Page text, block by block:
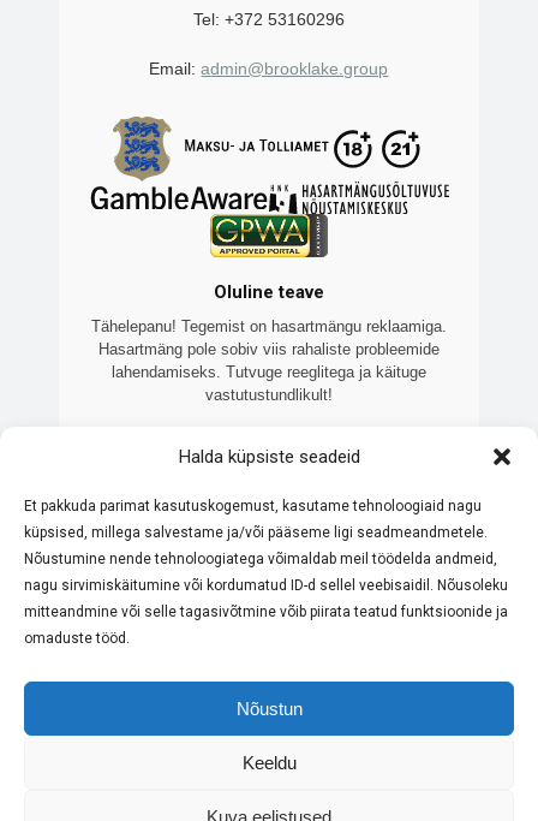
Halda küpsiste seadeid
Et pakkuda parimat kasutuskogemust, kasutame tehnoloogiaid nagu
küpsised, millega salvestame ja/või pääseme ligi seadmeandmetele.
Nõustumine nende tehnoloogiatega võimaldab meil töödelda andmeid,
nagu sirvimiskäitumine või kordumatud ID-d sellel veebisaidil. Nõusoleku
mitteandmine või selle tagasivõtmine võib piirata teatud funktsioonide ja
omaduste tööd.
Nõustun
Keeldu
Kuva eelistused
Tel: +372 53160296
Email:admin@brooklake.group
Oluline teave
Tähelepanu! Tegemist on hasartmängu reklaamiga.
Hasartmäng pole sobiv viis rahaliste probleemide
lahendamiseks. Tutvuge reeglitega ja käituge
vastutustundlikult!
(registrikood: 16460138), sõltumatu Eesti ettevõte, mis
ja tutvustamisele. Meie eesmärk on pakkuda ajakohast ja
objektiivset teavet. Kõik meie koostööpartnerid omavad
Eesti Maksu- ja Tolliameti litsentsi. Palume alati tutvuda
konkreetse kasiino reeglite ja boonustingimustega enne
mängimist. Hasartmäng pole sobiv viis rahaliste
probleemide lahendamiseks – mängi vastutustundlikult.